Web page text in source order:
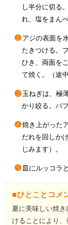
し半分に切る
れ、塩をまん
❷ アジの表面を
たきつける。
ひき、両面を
て焼く。（途
❸ 玉ねぎは、極
かり絞る。パ
❹焼き上がった
だれを回しか
じみます）。
❺ 皿にルッコラ
■ひとことコメ
夏に美味しい焼
けることにより